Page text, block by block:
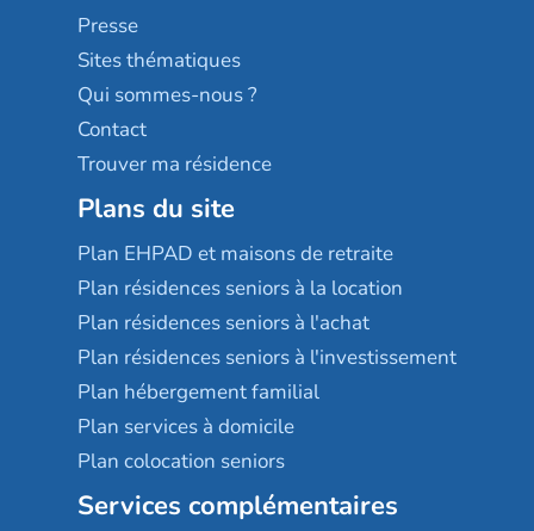
Sérénys
Résidences services Villa Médicis
Presse
Sites thématiques
Qui sommes-nous ?
Contact
Trouver ma résidence
Plans du site
Plan EHPAD et maisons de retraite
Plan résidences seniors à la location
Plan résidences seniors à l'achat
Plan résidences seniors à l'investissement
Plan hébergement familial
Plan services à domicile
Plan colocation seniors
Services complémentaires